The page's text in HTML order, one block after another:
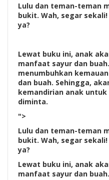
Lulu dan teman-teman
bukit. Wah, segar
ya?
Lewat buku ini, anak
manfaat sayur dan
menumbuhkan
dan buah. Sehingga,
kemandirian anak
diminta.
">
Lulu dan teman-teman
bukit. Wah, segar
ya?
Lewat buku ini, anak
manfaat sayur dan